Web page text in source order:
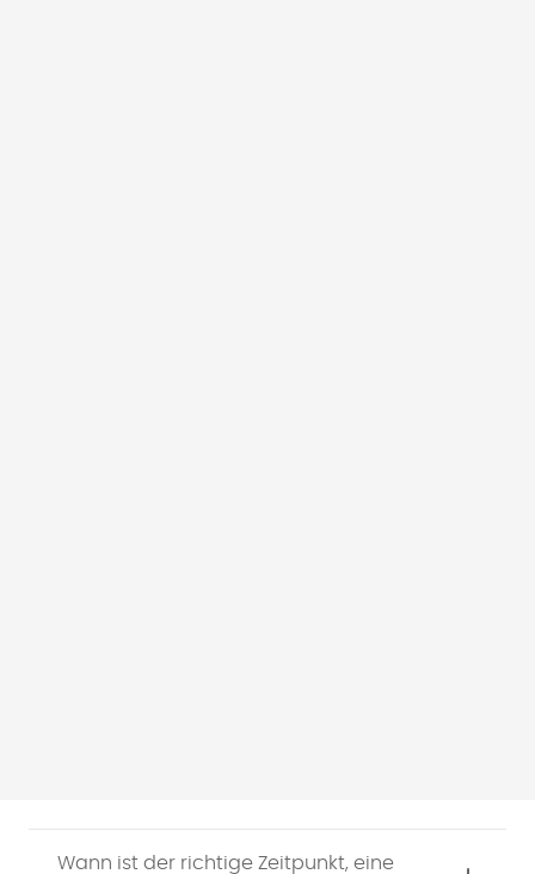
Wann ist der richtige Zeitpunkt, eine